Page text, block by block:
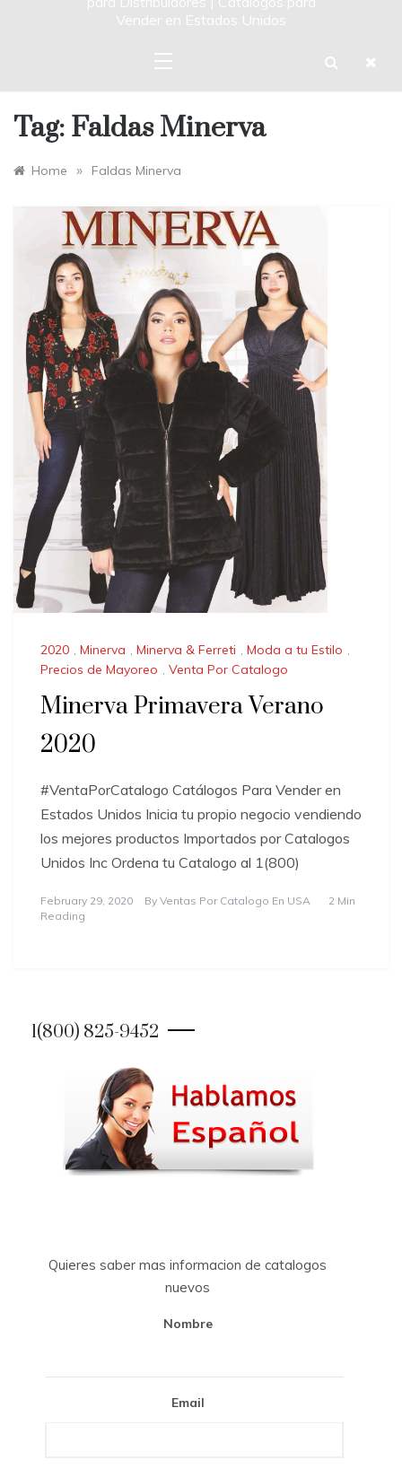
Vender en Estados Unidos
Tag: Faldas Minerva
Home » Faldas Minerva
2020 , Minerva , Minerva & Ferreti , Moda a tu Estilo ,
Precios de Mayoreo , Venta Por Catalogo
Minerva Primavera Verano
2020
#VentaPorCatalogo Catálogos Para Vender en
Estados Unidos Inicia tu propio negocio vendiendo
los mejores productos Importados por Catalogos
Unidos Inc Ordena tu Catalogo al 1(800)
February 29, 2020 By Ventas Por Catalogo En USA
2 Min
Reading
1(800) 825-9452
Quieres saber mas informacion de catalogos
nuevos
Nombre
Email